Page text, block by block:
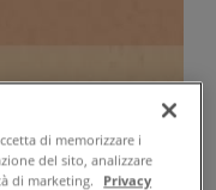
di memorizzare i
del sito, analizzare
di marketing.
Privacy